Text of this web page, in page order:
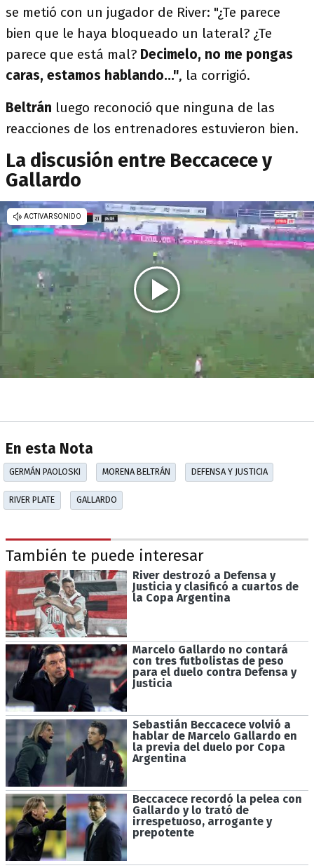
se metió con un jugador de River: "¿Te parece
bien que le haya bloqueado un lateral? ¿Te
parece que está mal? Decimelo, no me pongas
caras, estamos hablando...", la corrigió.
Beltrán luego reconoció que ninguna de las
reacciones de los entrenadores estuvieron bien.
La discusión entre Beccacece y
Gallardo
En esta Nota
GERMÁN PAOLOSKI MORENA BELTRÁN DEFENSA Y JUSTICIA
RIVER PLATE GALLARDO
También te puede interesar
River destrozó a Defensa y
Justicia y clasificó a cuartos de
la Copa Argentina
Marcelo Gallardo no contará
con tres futbolistas de peso
para el duelo contra Defensa y
Justicia
Sebastián Beccacece volvió a
hablar de Marcelo Gallardo en
la previa del duelo por Copa
Argentina
Beccacece recordó la pelea con
Gallardo y lo trató de
irrespetuoso, arrogante y
prepotente